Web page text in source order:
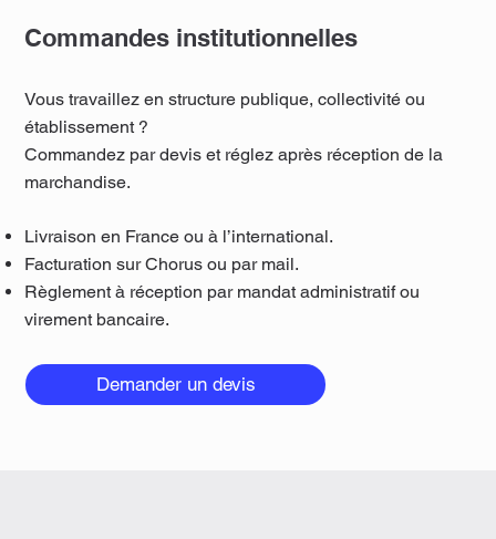
Commandes institutionnelles
Vous travaillez en structure publique, collectivité ou
établissement ?
Commandez par devis et réglez après réception de la
marchandise.
Livraison en France ou à l’international.
Facturation sur Chorus ou par mail.
Règlement à réception par mandat administratif ou
virement bancaire.
Demander un devis